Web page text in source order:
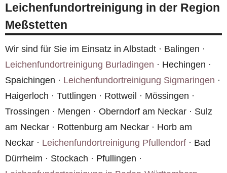
Fahrzeuge noch Mitarbeiter Rückschlüsse auf
die Art des Auftrags zulassen.
Leichenfundortreinigung in der Region
Meßstetten
Wir sind für Sie im Einsatz in Albstadt · Balingen ·
Leichenfundortreinigung Burladingen · Hechingen ·
Spaichingen · Leichenfundortreinigung Sigmaringen ·
Haigerloch · Tuttlingen · Rottweil · Mössingen ·
Trossingen · Mengen · Oberndorf am Neckar · Sulz
am Neckar · Rottenburg am Neckar · Horb am
Neckar · Leichenfundortreinigung Pfullendorf · Bad
Dürrheim · Stockach · Pfullingen ·